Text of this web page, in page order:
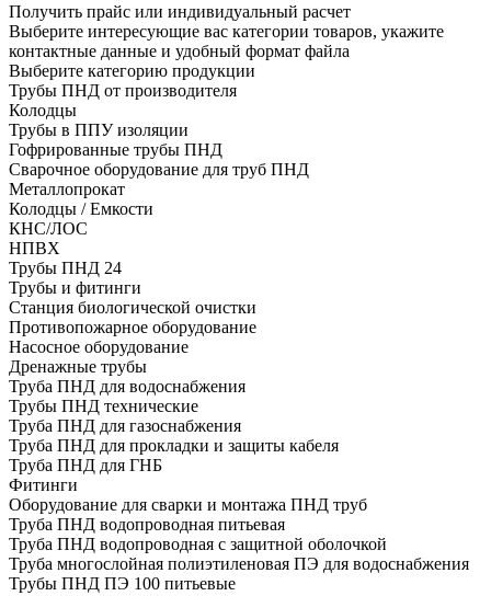
Получить прайс или индивидуальный расчет
Выберите интересующие вас категории товаров, укажите
контактные данные и удобный формат файла
Выберите категорию продукции
Трубы ПНД от производителя
Колодцы
Трубы в ППУ изоляции
Гофрированные трубы ПНД
Сварочное оборудование для труб ПНД
Металлопрокат
Колодцы / Емкости
КНС/ЛОС
НПВХ
Трубы ПНД 24
Трубы и фитинги
Cтанция биологической очистки
Противопожарное оборудование
Насосное оборудование
Дренажные трубы
Труба ПНД для водоснабжения
Трубы ПНД технические
Труба ПНД для газоснабжения
Труба ПНД для прокладки и защиты кабеля
Труба ПНД для ГНБ
Фитинги
Оборудование для сварки и монтажа ПНД труб
Труба ПНД водопроводная питьевая
Труба ПНД водопроводная с защитной оболочкой
Труба многослойная полиэтиленовая ПЭ для водоснабжения
Трубы ПНД ПЭ 100 питьевые